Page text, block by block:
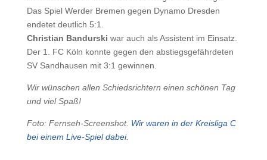
Das Spiel Werder Bremen gegen Dynamo Dresden
endetet deutlich 5:1.
Christian Bandurski war auch als Assistent im Einsatz.
Der 1. FC Köln konnte gegen den abstiegsgefährdeten
SV Sandhausen mit 3:1 gewinnen.
Wir wünschen allen Schiedsrichtern einen schönen Tag
und viel Spaß!
Foto: Fernseh-Screenshot. Wir waren in der Kreisliga C
bei einem Live-Spiel dabei.